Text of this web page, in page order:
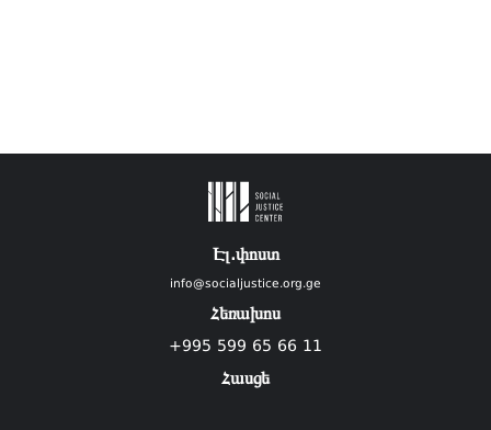
Էլ.փոստ
info@socialjustice.org.ge
Հեռախոս
+995 599 65 66 11
Հասցե